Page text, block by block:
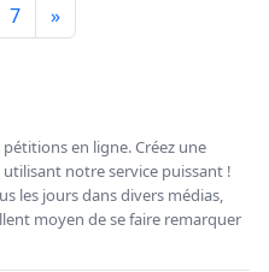
7 »
en ligne. Créez une
notre service puissant !
les jours dans divers médias,
moyen de se faire remarquer